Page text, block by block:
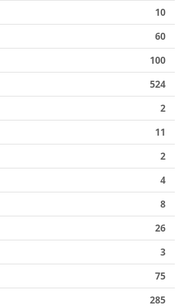
10
60
100
524
2
11
2
4
8
26
3
75
285